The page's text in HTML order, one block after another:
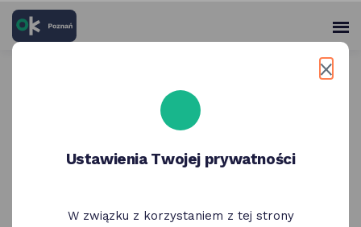
skróty
głównych
Panel
Weekend w Poznaniu 8 - 10
Ustawienia Twojej prywatności
W związku z korzystaniem z tej strony